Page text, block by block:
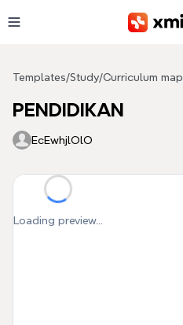
Templates/Study/Curriculum map
PENDIDIKAN
EcEwhjlOlO
Loading preview...